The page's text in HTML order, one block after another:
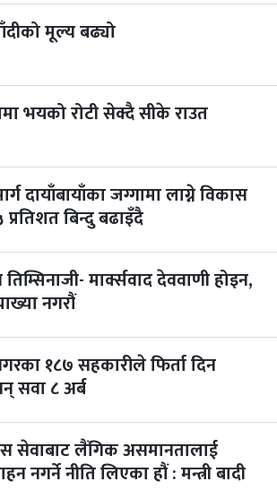
मूल्य बढ्यो
भयको रोटी सेक्दै सीके राउत
दायाँबायाँका जग्गामा लाग्ने विकास
बिन्दु बढाइँदै
मार्क्सवाद देववाणी होइन,
नगरौं
१८७ सहकारीले फिर्ता दिन
सवा ८ अर्ब
सेवाबाट लैंगिक असमानतालाई
नगर्ने नीति लिएका हौं : मन्त्री बादी